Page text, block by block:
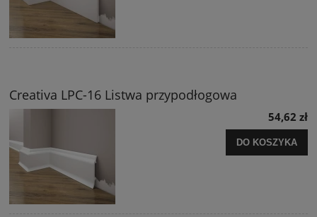
Creativa LPC-16 Listwa przypodłogowa
54,62 zł
DO KOSZYKA